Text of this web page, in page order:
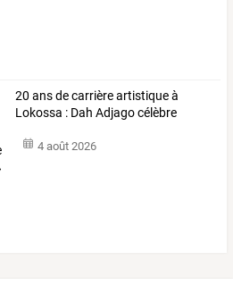
20 ansdecarrièreartistiqueà
Lokossa : Dah Adjagocélèbre
4 août 2026